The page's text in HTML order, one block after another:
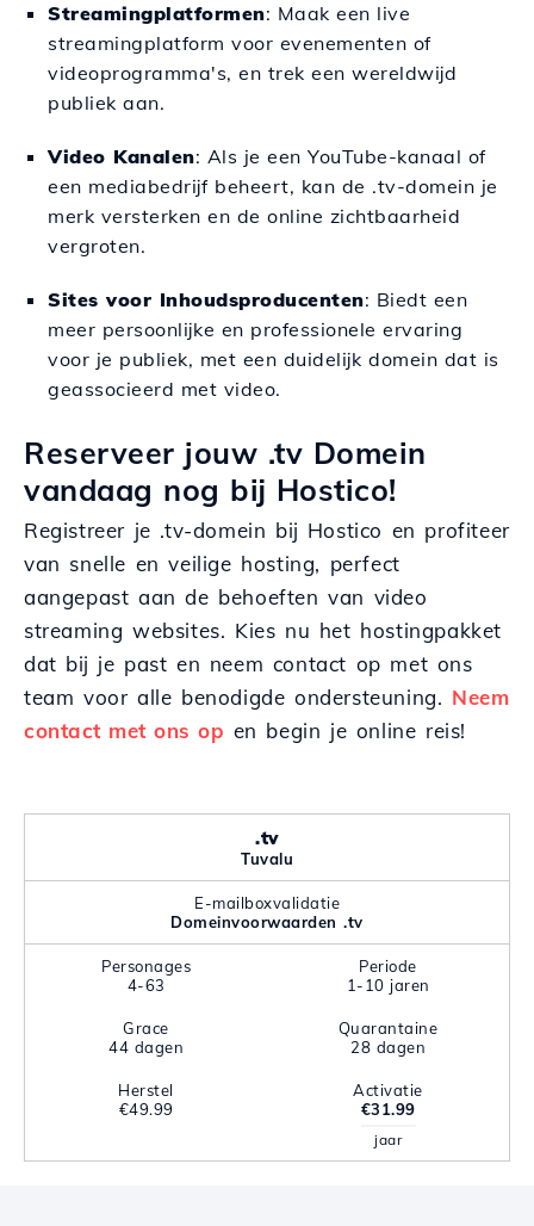
Streamingplatformen: Maak een live
streamingplatform voor evenementen of
videoprogramma's, en trek een wereldwijd
publiek aan.
Video Kanalen: Als je een YouTube-kanaal of
een mediabedrijf beheert, kan de .tv-domein je
merk versterken en de online zichtbaarheid
vergroten.
Sites voor Inhoudsproducenten: Biedt een
meer persoonlijke en professionele ervaring
voor je publiek, met een duidelijk domein dat is
geassocieerd met video.
Reserveer jouw .tv Domein
vandaag nog bij Hostico!
Registreer je .tv-domein bij Hostico en profiteer
van snelle en veilige hosting, perfect
aangepast aan de behoeften van video
streaming websites. Kies nu het hostingpakket
dat bij je past en neem contact op met ons
team voor alle benodigde ondersteuning. Neem
contact met ons op en begin je online reis!
.tv
Tuvalu
E-mailboxvalidatie
Domeinvoorwaarden .tv
Personages
4-63
Periode
1-10 jaren
Grace
44 dagen
Quarantaine
28 dagen
Herstel
€49.99
Activatie
€31.99
jaar